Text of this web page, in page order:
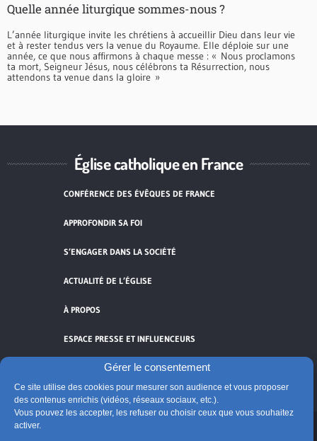
Gérer le consentement
Ce site utilise des cookies pour mesurer son audience et vous proposer
des contenus enrichis (vidéos, réseaux sociaux, etc.).
Vous pouvez les accepter, les refuser ou choisir ceux que vous souhaitez
activer.
Quelle année liturgique sommes-nous ?
L’année liturgique invite les chrétiens à accueillir Dieu dans leur vie
et à rester tendus vers la venue du Royaume. Elle déploie sur une
année, ce que nous affirmons à chaque messe : « Nous proclamons
ta mort, Seigneur Jésus, nous célébrons ta Résurrection, nous
attendons ta venue dans la gloire »
Église catholique en France
CONFÉRENCE DES ÉVÊQUES DE FRANCE
APPROFONDIR SA FOI
S’ENGAGER DANS LA SOCIÉTÉ
ACTUALITÉ DE L’ÉGLISE
À PROPOS
ESPACE PRESSE ET INFLUENCEURS